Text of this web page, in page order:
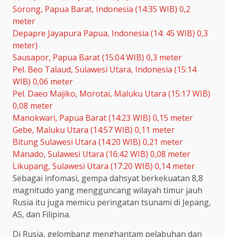
Sorong, Papua Barat, Indonesia (14:35 WIB) 0,2
meter
Depapre Jayapura Papua, Indonesia (14: 45 WIB) 0,3
meter)
Sausapor, Papua Barat (15:04 WIB) 0,3 meter
Pel. Beo Talaud, Sulawesi Utara, Indonesia (15:14
WIB) 0,06 meter
Pel. Daeo Majiko, Morotai, Maluku Utara (15:17 WIB)
0,08 meter
Manokwari, Papua Barat (14:23 WIB) 0,15 meter
Gebe, Maluku Utara (14:57 WIB) 0,11 meter
Bitung Sulawesi Utara (14:20 WIB) 0,21 meter
Manado, Sulawesi Utara (16:42 WIB) 0,08 meter
Likupang, Sulawesi Utara (17:20 WIB) 0,14 meter
Sebagai infomasi, gempa dahsyat berkekuatan 8,8
magnitudo yang mengguncang wilayah timur jauh
Rusia itu juga memicu peringatan tsunami di Jepang,
AS, dan Filipina.
Di Rusia, gelombang menghantam pelabuhan dan